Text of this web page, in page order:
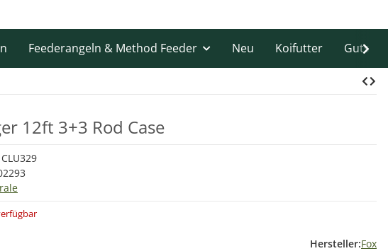
Feederangeln & Method Feeder Neu Koifutter
12ft 3+3 Rod Case
CLU329
Hersteller:Fox